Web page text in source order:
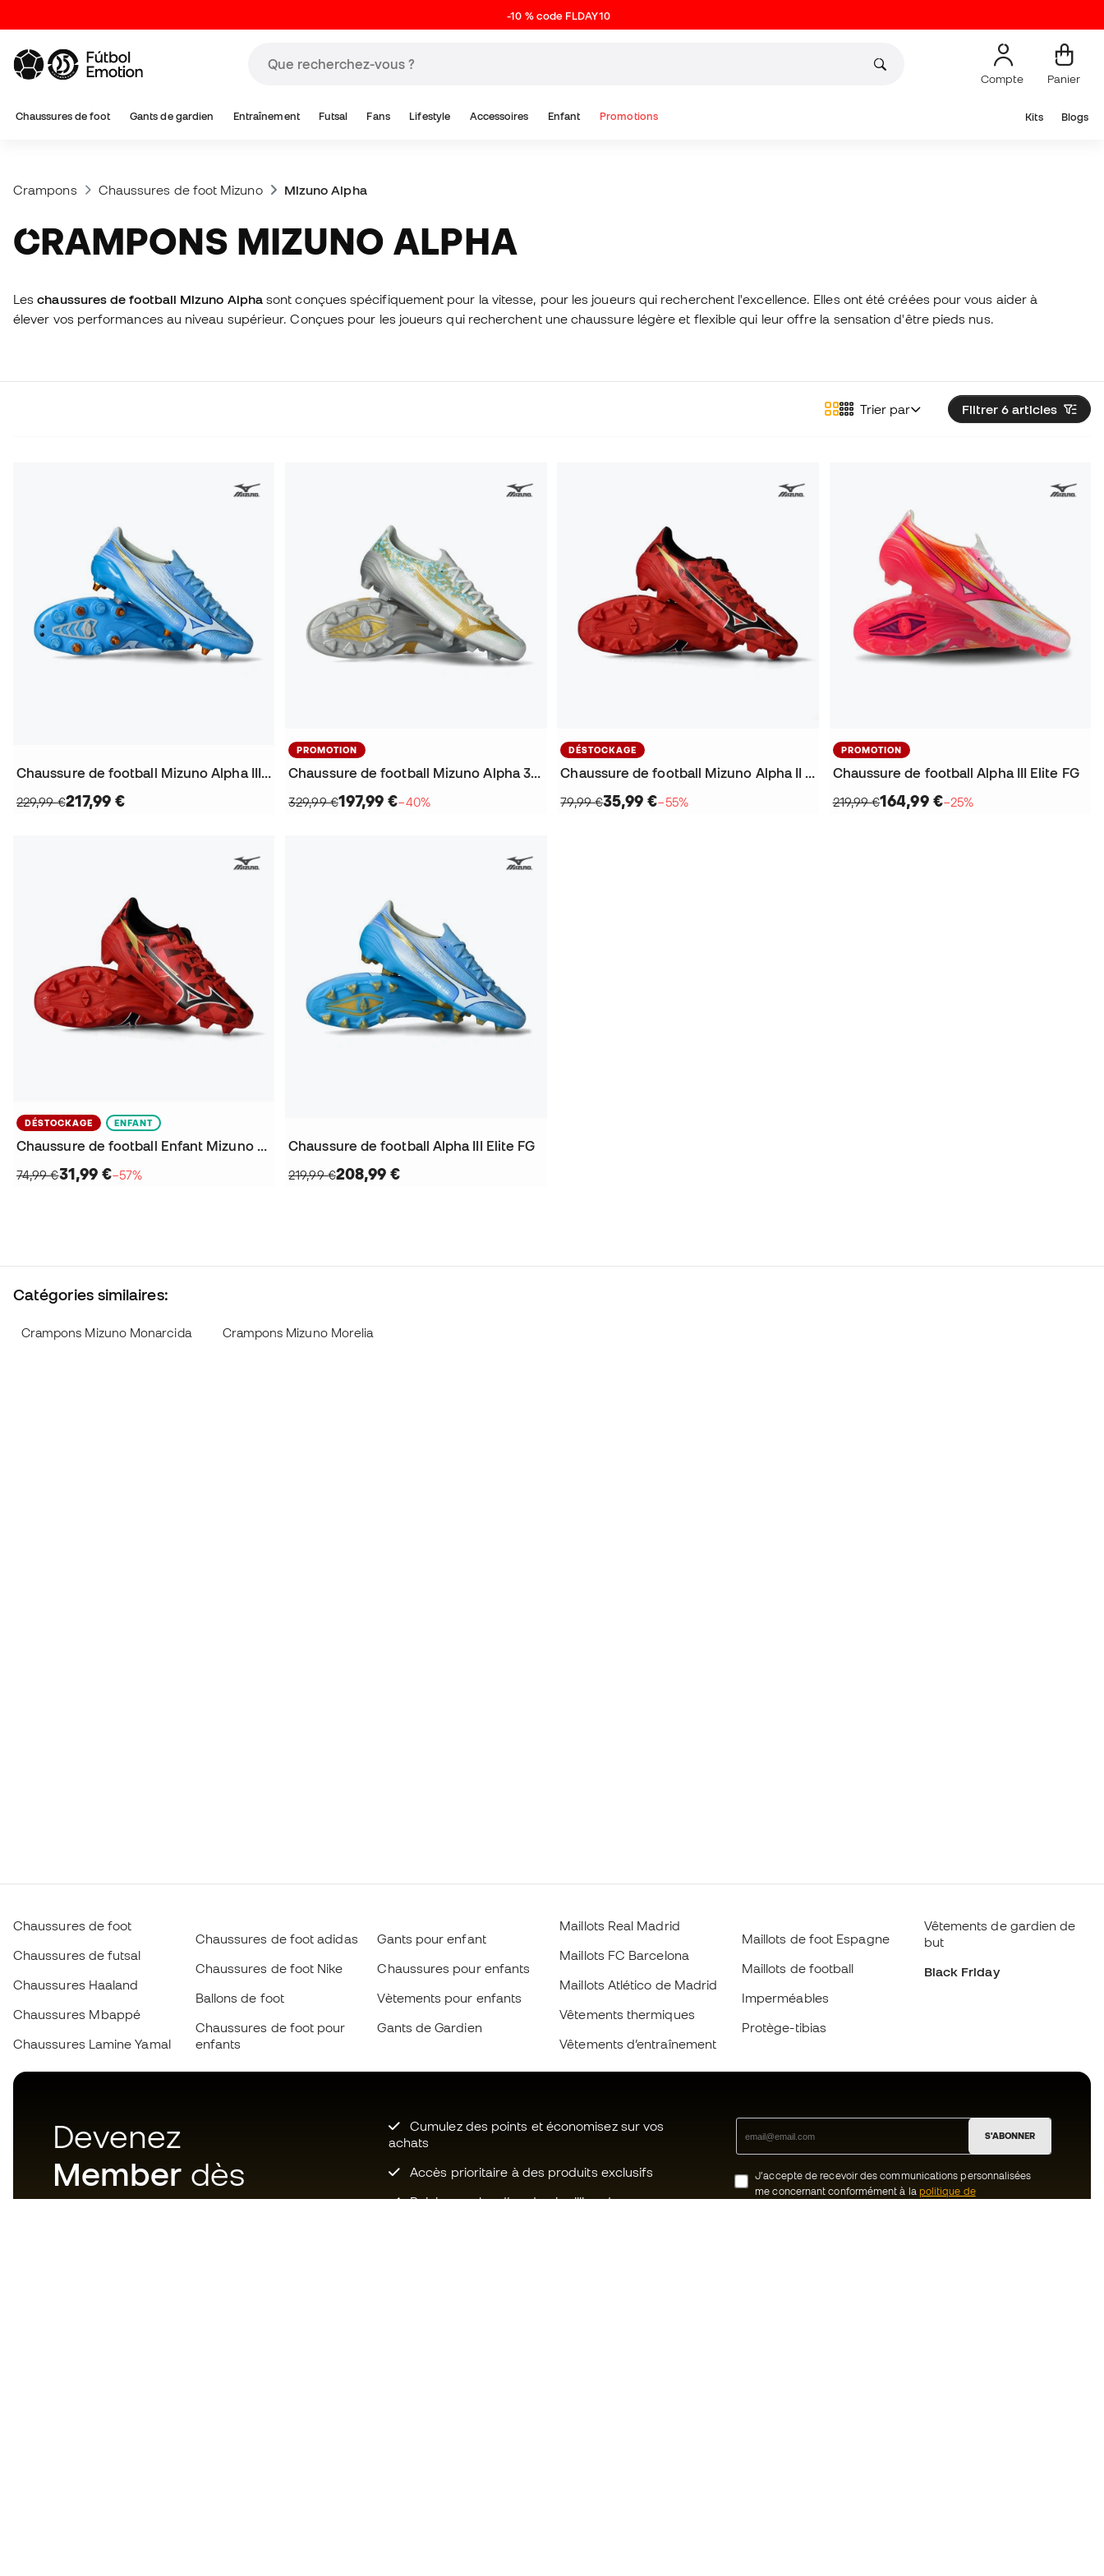
-10 % code FLDAY10
Compte Panier
Chaussures de foot Gants de gardien Entraînement Futsal Fans Lifestyle Accessoires Enfant Promotions Kits Blogs
Crampons Chaussures de foot Mizuno Mizuno Alpha
CRAMPONS MIZUNO ALPHA
Leschaussures de football Mizuno Alpha sont conçues spécifiquement pour la vitesse, pour les joueurs qui recherchent l'excellence. Elles ont été créées pour vous aider à
élever vos performances au niveau supérieur. Conçues pour les joueurs qui recherchent une chaussure légère et flexible qui leur offre la sensation d'être pieds nus.
Filtrer 6 articles
Trier par
Chaussure de football Mizuno Alpha III Elite Mix
229,99 €217,99 €
PROMOTION
Chaussure de football Mizuno Alpha 3 Japan FG João Félix
329,99 €197,99 €−40%
DÉSTOCKAGE
Chaussure de football Mizuno Alpha II Select FG
79,99 €35,99 €−55%
PROMOTION
Chaussure de football Alpha III Elite FG
219,99 €164,99 €−25%
DÉSTOCKAGE ENFANT
Chaussure de football Enfant Mizuno Alpha II Select FG
74,99 €31,99 €−57%
Chaussure de football Alpha III Elite FG
219,99 €208,99 €
Catégories similaires:
Crampons Mizuno Monarcida Crampons Mizuno Morelia
Chaussures de foot
Chaussures de futsal
Chaussures Haaland
Chaussures Mbappé
Chaussures Lamine Yamal
Chaussures de foot adidas
Chaussures de foot Nike
Ballons de foot
Chaussures de foot pour
enfants
Gants pour enfant
Chaussures pour enfants
Vètements pour enfants
Gants de Gardien
Maillots Real Madrid
Maillots FC Barcelona
Maillots Atlético de Madrid
Vêtements thermiques
Vêtements d’entraînement
Maillots de foot Espagne
Maillots de football
Imperméables
Protège-tibias
Vêtements de gardien de
but
Black Friday
Devenez
Member dès
maintenant
Cumulez des points et économisez sur vos
achats
Accès prioritaire à des produits exclusifs
Rejoignez plus d’un demi-million de
S'ABONNER
J’accepte de recevoir des communications personnalisées
me concernant conformément à la politique de